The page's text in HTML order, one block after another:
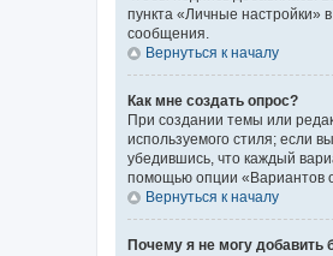
пункта «Личные настройки»
сообщения.
Вернуться к началу
Как мне создать опрос?
При создании темы или
используемого стиля; если
убедившись, что каждый
помощью опции «Вариантов
Вернуться к началу
Почему я не могу добавить